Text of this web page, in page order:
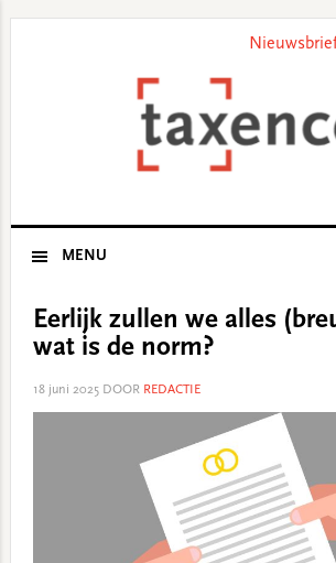
MENU
Eerlijk zullen we alles
wat is de norm?
18 juni 2025DOOR REDACTIE